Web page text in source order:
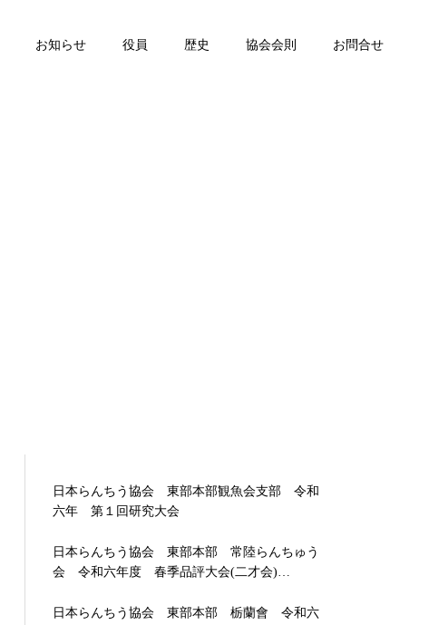
お知らせ 役員 歴史 協会会則 お問合せ
日本らんちう協会 東部本部観魚会支部 令和
六年 第１回研究大会
日本らんちう協会 東部本部 常陸らんちゅう
会 令和六年度 春季品評大会(二才会)…
日本らんちう協会 東部本部 栃蘭會 令和六